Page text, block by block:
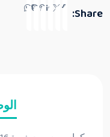
Share: